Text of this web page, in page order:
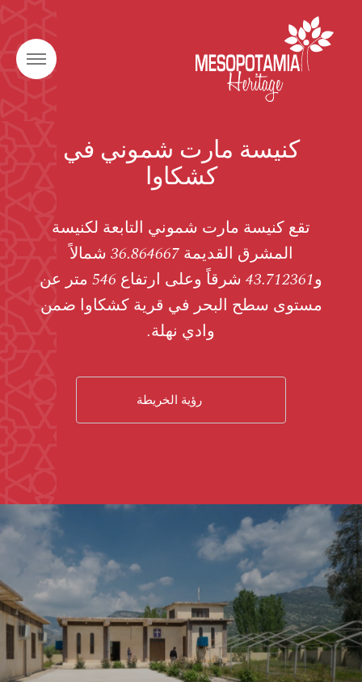
كنيسة مارت شموني في
كشكاوا
تقع كنيسة مارت شموني التابعة لكنيسة
المشرق القديمة 36.864667 شمالاً
و43.712361 شرقاً وعلى ارتفاع 546 متر عن
مستوى سطح البحر في قرية كشكاوا ضمن
وادي نهلة.
رؤية الخريطة